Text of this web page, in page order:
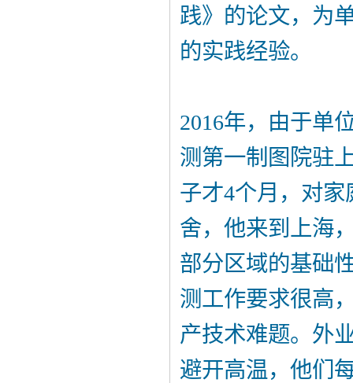
践》的论文，为
的实践经验。
2016年，由于单
测第一制图院驻
子才4个月，对
舍，他来到上海
部分区域的基础
测工作要求很高
产技术难题。外
避开高温，他们